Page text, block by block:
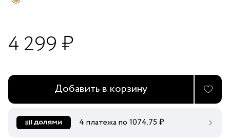
4 299 ₽
Добавить в корзину
4 платежа по 1074.75 ₽